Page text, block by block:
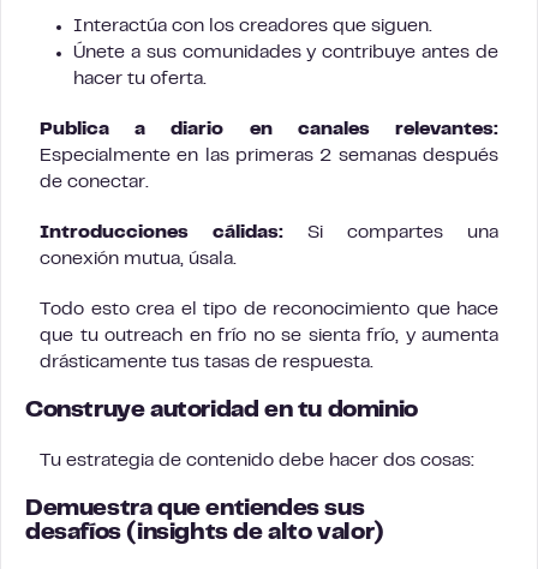
Interactúa con los creadores que siguen.
Únete a sus comunidades y contribuye antes de
hacer tu oferta.
Publica a diario en canales relevantes:
Especialmente en las primeras 2 semanas después
de conectar.
Introducciones cálidas: Si compartes una
conexión mutua, úsala.
Todo esto crea el tipo de reconocimiento que hace
que tu outreach en frío no se sienta frío, y aumenta
drásticamente tus tasas de respuesta.
Construye autoridad en tu dominio
Tu estrategia de contenido debe hacer dos cosas:
Demuestra que entiendes sus
desafíos(insights de alto valor)